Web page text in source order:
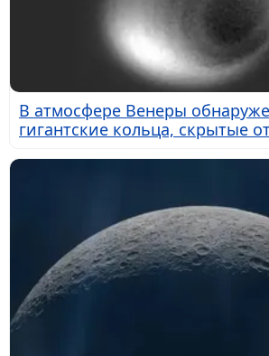
В атмосфере Венеры
гигантские кольца, скрытые